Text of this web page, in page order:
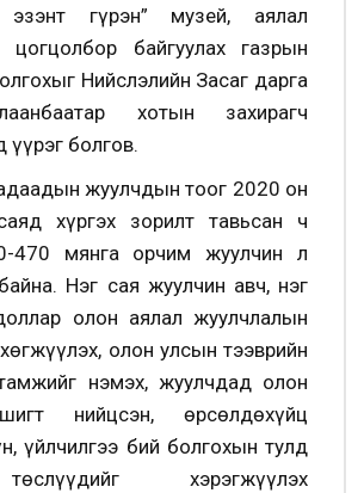
эзэнт гүрэн” музей, аялал
цогцолбор байгуулах газрын
Нийслэлийн Засаг дарга
хотын захирагч
болгов.
жуулчдын тоог 2020 он
хүргэх зорилт тавьсан ч
470 мянга орчим жуулчин л
Нэг сая жуулчин авч, нэг
олон аялал жуулчлалын
олон улсын тээврийн
нэмэх, жуулчдад олон
нийцсэн, өрсөлдөхүйц
үйлчилгээ бий болгохын тулд
хэрэгжүүлэх